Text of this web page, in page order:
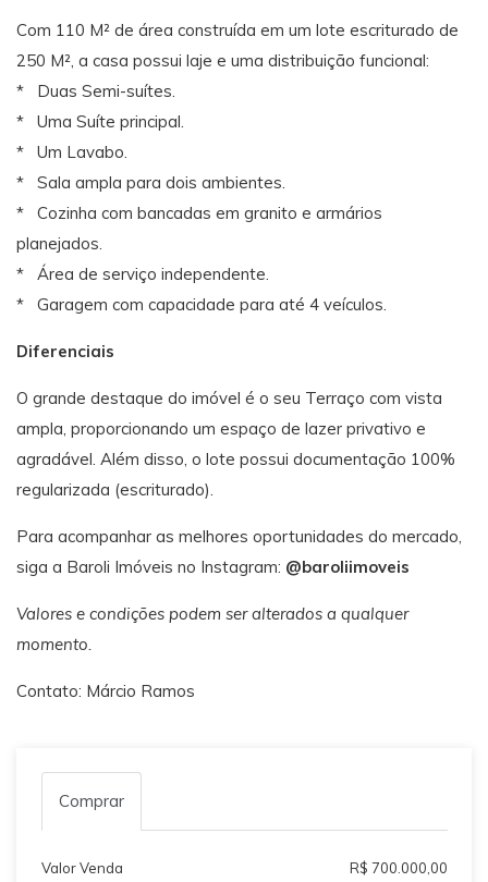
Com 110 M² de área construída em um lote escriturado de
250 M², a casa possui laje e uma distribuição funcional:
* Duas Semi-suítes.
* Uma Suíte principal.
* Um Lavabo.
* Sala ampla para dois ambientes.
* Cozinha com bancadas em granito e armários
planejados.
* Área de serviço independente.
* Garagem com capacidade para até 4 veículos.
Diferenciais
O grande destaque do imóvel é o seu Terraço com vista
ampla, proporcionando um espaço de lazer privativo e
agradável. Além disso, o lote possui documentação 100%
regularizada (escriturado).
Para acompanhar as melhores oportunidades do mercado,
siga a Baroli Imóveis no Instagram: @baroliimoveis
Valores e condições podem ser alterados a qualquer
momento.
Contato: Márcio Ramos
Comprar
Valor Venda R$ 700.000,00